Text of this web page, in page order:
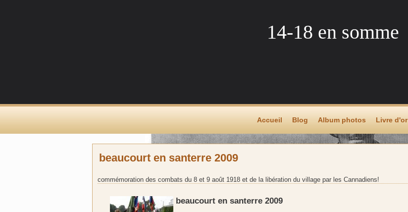
14-18 en somme
Accueil Blog Album photos Livre d'or
beaucourt en santerre 2009
commémoration des combats du 8 et 9 août 1918 et de la libération du village par les Cannadiens!
beaucourt en santerre 2009